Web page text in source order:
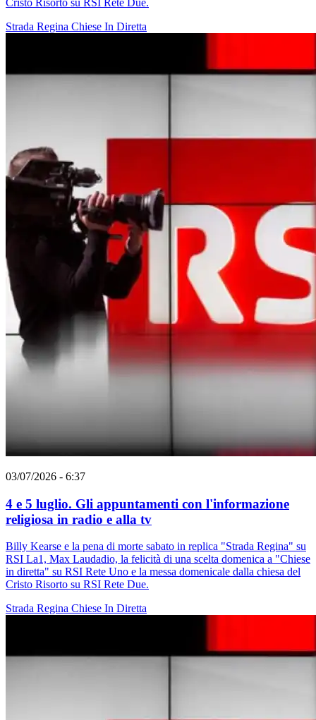
Cristo Risorto su RSI Rete Due.
Strada Regina Chiese In Diretta
03/07/2026 - 6:37
4 e 5 luglio. Gli appuntamenti con l'informazione
religiosa in radio e alla tv
Billy Kearse e la pena di morte sabato in replica "Strada Regina" su
RSI La1, Max Laudadio, la felicità di una scelta domenica a "Chiese
in diretta" su RSI Rete Uno e la messa domenicale dalla chiesa del
Cristo Risorto su RSI Rete Due.
Strada Regina Chiese In Diretta